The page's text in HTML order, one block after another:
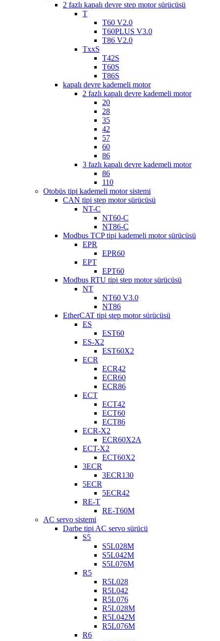
2 fazlı kapalı devre step motor sürücüsü
T
T60 V2.0
T60PLUS V3.0
T86 V2.0
TxxS
T42S
T60S
T86S
kapalı devre kademeli motor
2 fazlı kapalı devre kademeli motor
20
28
35
42
57
60
86
3 fazlı kapalı devre kademeli motor
86
110
Otobüs tipi kademeli motor sistemi
CAN tipi step motor sürücüsü
NT-C
NT60-C
NT86-C
Modbus TCP tipi kademeli motor sürücüsü
EPR
EPR60
EPT
EPT60
Modbus RTU tipi step motor sürücüsü
NT
NT60 V3.0
NT86
EtherCAT tipi step motor sürücüsü
ES
EST60
ES-X2
EST60X2
ECR
ECR42
ECR60
ECR86
ECT
ECT42
ECT60
ECT86
ECR-X2
ECR60X2A
ECT-X2
ECT60X2
3ECR
3ECR130
5ECR
5ECR42
RE-T
RE-T60M
AC servo sistemi
Darbe tipi AC servo sürücü
S5
S5L028M
S5L042M
S5L076M
R5
R5L028
R5L042
R5L076
R5L028M
R5L042M
R5L076M
R6